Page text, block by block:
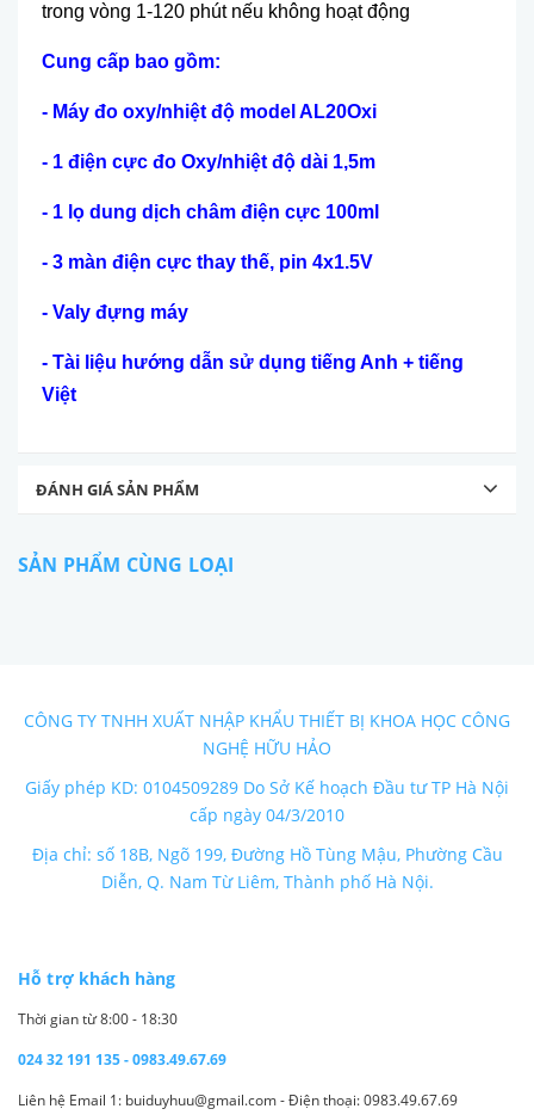
trong vòng 1-120 phút nếu không hoạt động
Cung cấp bao gồm:
- Máy đo oxy/nhiệt độ model AL20Oxi
- 1 điện cực đo Oxy/nhiệt độ dài 1,5m
- 1 lọ dung dịch châm điện cực 100ml
- 3 màn điện cực thay thế, pin 4x1.5V
- Valy đựng máy
- Tài liệu hướng dẫn sử dụng tiếng Anh + tiếng
Việt
ĐÁNH GIÁ SẢN PHẨM
SẢN PHẨM CÙNG LOẠI
CÔNG TY TNHH XUẤT NHẬP KHẨU THIẾT BỊ KHOA HỌC CÔNG
NGHỆ HỮU HẢO
Giấy phép KD: 0104509289 Do Sở Kế hoạch Đầu tư TP Hà Nội
cấp ngày 04/3/2010
Địa chỉ: số 18B, Ngõ 199, Đường Hồ Tùng Mậu, Phường Cầu
Diễn, Q. Nam Từ Liêm, Thành phố Hà Nội.
Hỗ trợ khách hàng
Thời gian từ 8:00 - 18:30
024 32 191 135 - 0983.49.67.69
Liên hệ Email 1: buiduyhuu@gmail.com - Điện thoại: 0983.49.67.69